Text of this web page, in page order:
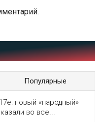
Популярные
новый «народный»
во все...